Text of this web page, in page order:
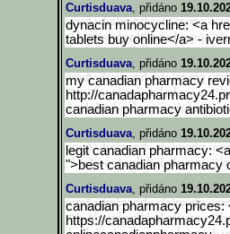
Curtisduava, přidáno
dynacin minocycline: <a
tablets buy online</a> -
Curtisduava, přidáno
my canadian pharmacy
http://
canadian pharmacy
Curtisduava, přidáno
legit canadian pharmacy:
">best canadian pharmacy
Curtisduava, přidáno
canadian pharmacy prices:
https://